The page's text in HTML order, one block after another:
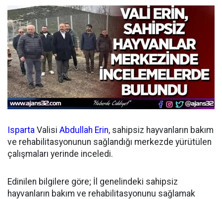
Isparta Valisi Abdullah Erin, sahipsiz hayvanların bakım
ve rehabilitasyonunun sağlandığı merkezde yürütülen
çalışmaları yerinde inceledi.
Edinilen bilgilere göre; İl genelindeki sahipsiz
hayvanların bakım ve rehabilitasyonunu sağlamak